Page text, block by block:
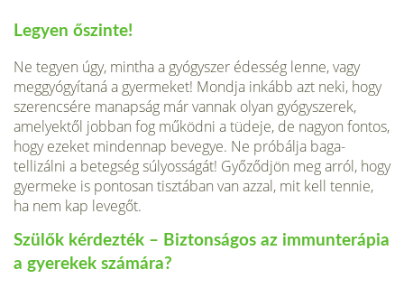
Legyen őszinte!
Ne tegyen úgy, mintha a gyógyszer édesség lenne, vagy
meggyógyítaná a gyermeket! Mondja inkább azt neki, hogy
szerencsére manapság már vannak olyan gyógysze­rek,
amelyektől jobban fog működni a tüdeje, de nagyon fontos,
hogy ezeket mindennap bevegye. Ne próbálja baga­
tellizálni a betegség súlyosságát! Győ­ződjön meg arról, hogy
gyermeke is pontosan tisztában van azzal, mit kell tennie,
ha nem kap levegőt.
Szülők kérdezték – Biztonságos az immunterápia
a gyerekek számára?